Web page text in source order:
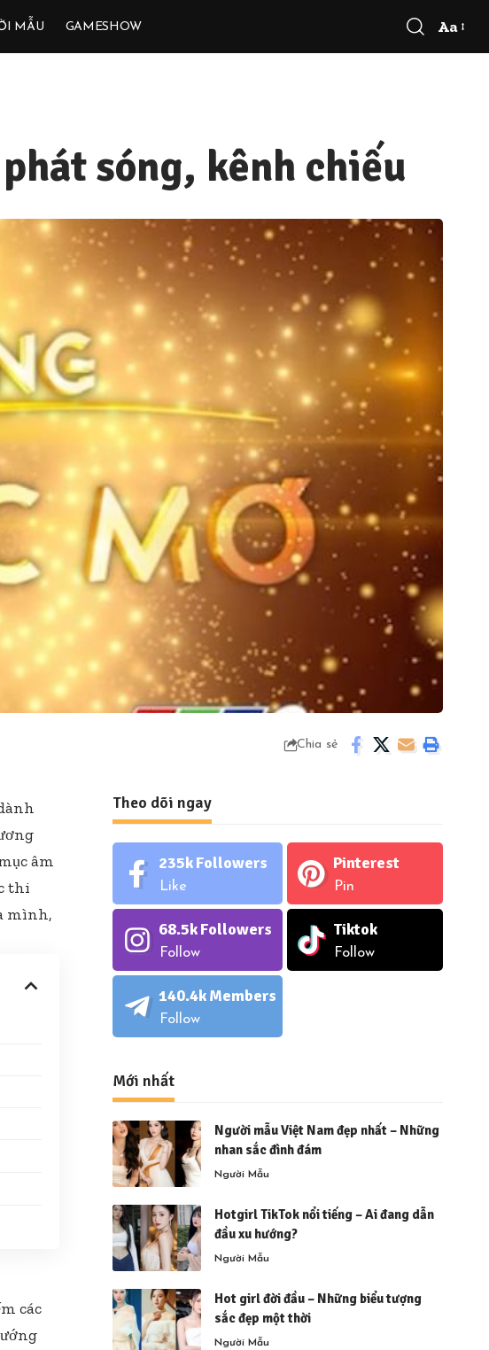
MẪU GAMESHOW
Font
Aa
sóng, kênh chiếu
Chia sẻ
âm
thi
mình,
các
Theo dõi ngay
235kFollowers
Like
Pinterest
Pin
68.5kFollowers
Follow
Tiktok
Follow
140.4kMembers
Follow
Mới nhất
Người mẫu Việt Nam đẹp nhất – Những
nhan sắc đình đám
Người Mẫu
Hotgirl TikTok nổi tiếng – Ai đang dẫn
đầu xu hướng?
Người Mẫu
Hot girl đời đầu – Những biểu tượng
sắc đẹp một thời
Người Mẫu